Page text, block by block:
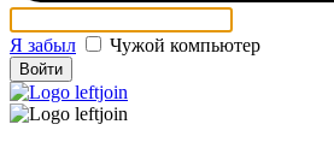
Я забыл Чужой компьютер
Войти